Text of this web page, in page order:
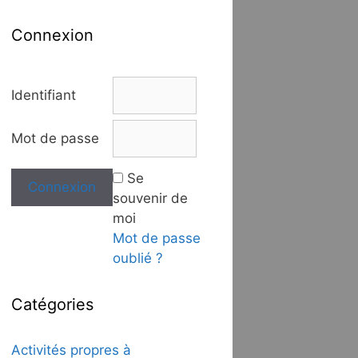
Connexion
Identifiant
Mot de passe
Se
souvenir de
moi
Mot de passe
oublié ?
Catégories
Activités propres à